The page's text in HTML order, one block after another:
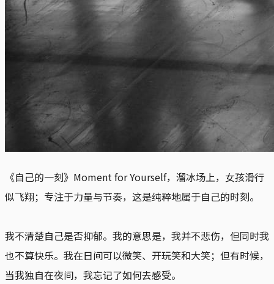
《自己的一刻》Moment for Yourself，溜冰场上，女孩滑行
似飞翔；专注于力量与节奏，这是纯粹地属于自己的时刻。
我不清楚自己是否抑郁。我的意思是，我并不悲伤，但同时我
也不算快乐。我在日间可以微笑、开玩笑和大笑；但有时候，
当我独自在夜间，我忘记了如何去感受。